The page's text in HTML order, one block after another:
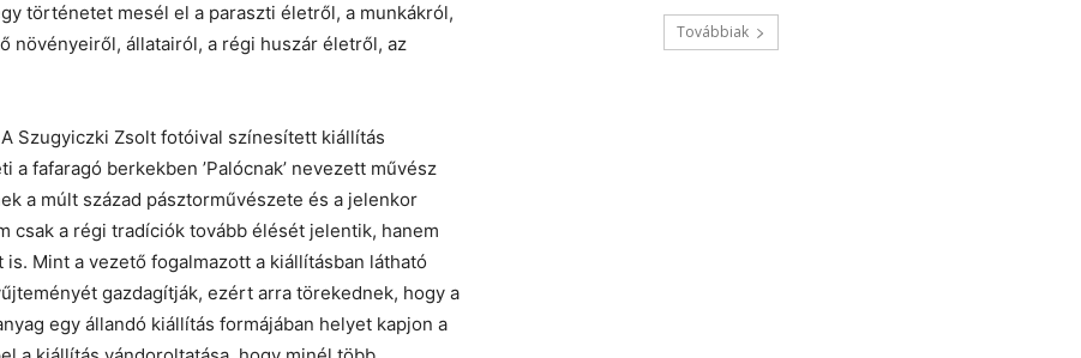
történetet mesél el a paraszti életről, a munkákról,
növényeiről, állatairól, a régi huszár életről, az
Szugyiczki Zsolt fotóival színesített kiállítás
fafaragó berkekben ’Palócnak’ nevezett művész
a múlt század pásztorművészete és a jelenkor
csak a régi tradíciók tovább élését jelentik, hanem
Mint a vezető fogalmazott a kiállításban látható
gazdagítják, ezért arra törekednek, hogy a
egy állandó kiállítás formájában helyet kapjon a
Továbbiak